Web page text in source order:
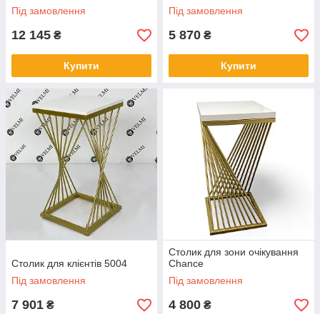
Під замовлення
12 145 ₴
Купити
Під замовлення
5 870 ₴
Купити
Столик для клієнтів 5004
Під замовлення
7 901 ₴
Столик для зони очікування
Chance
Під замовлення
4 800 ₴